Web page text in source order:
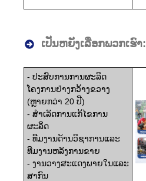
ເປັນຫຍັງເລືອກພວກເຮົາ:
- ປະສົບການການຜະລິດ
ໂຄງການຢ່າງກວ້າງຂວາງ
(ຫຼາຍກວ່າ 20 ປີ)
- ສໍາເລັດການແກ້ໄຂການ
ຜະລິດ
- ທີມງານດ້ານວິຊາການແລະ
ທີມງານຫລັງການຂາຍ
- ງານ​ວາງ​ສະ​ແດງ​ພາຍ​ໃນ​ແລະ​
ສາ​ກົນ​